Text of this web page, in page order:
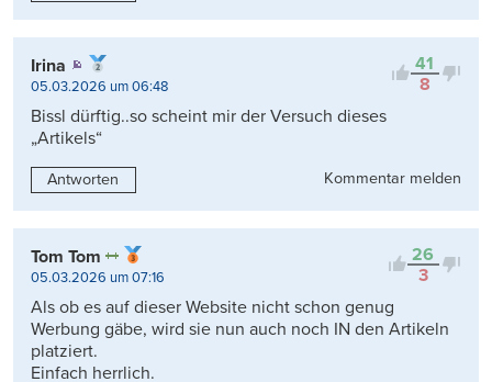
41
8
Irina
05.03.2026 um 06:48
Bissl dürftig..so scheint mir der Versuch dieses
„Artikels“
Antworten Kommentar melden
26
3
Tom Tom
05.03.2026 um 07:16
Als ob es auf dieser Website nicht schon genug
Werbung gäbe, wird sie nun auch noch IN den Artikeln
platziert.
Einfach herrlich.